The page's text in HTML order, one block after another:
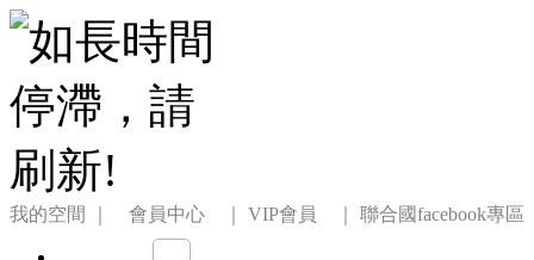
我的空間 ｜ 會員中心 ｜ VIP會員 ｜ 聯合國facebook專區